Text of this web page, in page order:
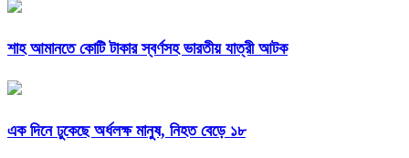
শাহ আমানতে কোটি টাকার স্বর্ণসহ ভারতীয় যাত্রী আটক
এক দিনে ঢুকেছে অর্ধলক্ষ মানুষ, নিহত বেড়ে ১৮